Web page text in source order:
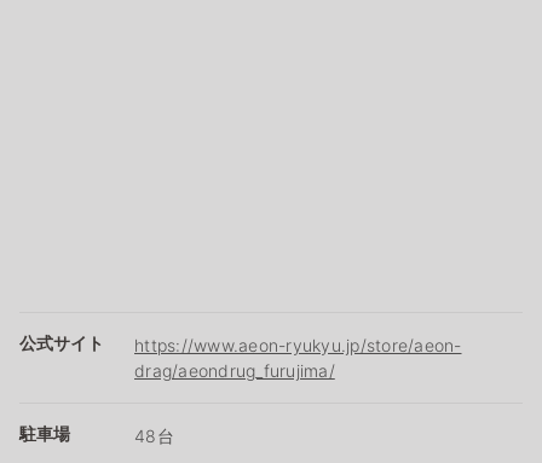
公式サイト
https://www.aeon-ryukyu.jp/store/aeon-
drag/aeondrug_furujima/
駐車場 48台